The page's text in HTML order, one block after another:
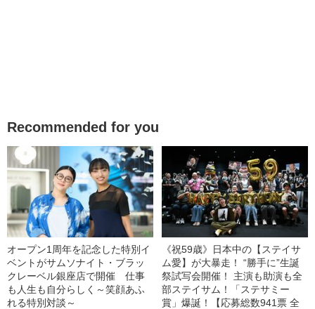
Recommended for you
オープン1周年を記念した特別イ
ベントがサムソナイト・ブラッ
クレーベル銀座店で開催 仕事
も人生も自分らしく～笑顔あふ
れる特別対談～
《祝59歳》日本中の【ステイサ
ム愛】が大暴走！ “勝手に”生誕
祭試写会開催！ 主演も助演も全
部ステイサム！「ステサミー
賞」爆誕！【応募総数941票 全